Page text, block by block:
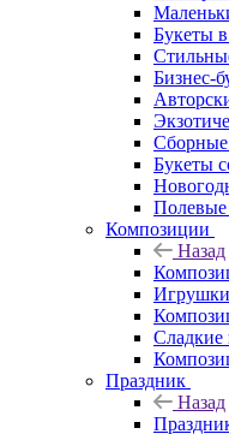
Букеты
Бизнес-
Сборные
Букеты
Полевые
Композиции
Назад
Игрушки
Сладкие
Праздник
Назад